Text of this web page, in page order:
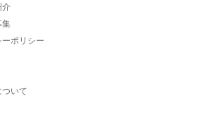
介
集
ポリシー
ついて